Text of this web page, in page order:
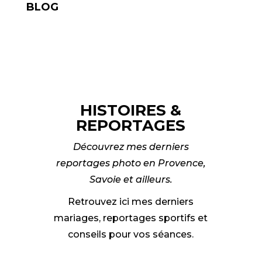
BLOG
HISTOIRES &
REPORTAGES
Découvrez mes derniers
reportages photo en Provence,
Savoie et ailleurs.
Retrouvez ici mes derniers
mariages, reportages sportifs et
conseils pour vos séances.